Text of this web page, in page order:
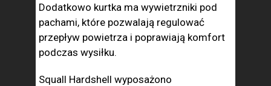
Dodatkowo kurtka ma wywietrzniki pod
pachami, które pozwalają regulować
przepływ powietrza i poprawiają komfort
podczas wysiłku.
Squall Hardshell wyposażono